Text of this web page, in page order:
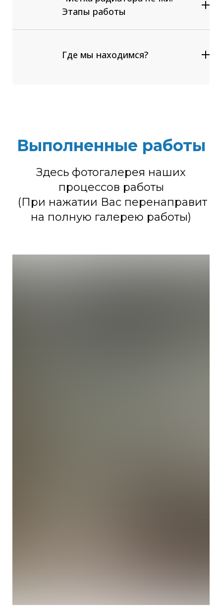
Перегрев двигателя;
Увеличение давления в системе
охлаждения;
Кипение системы охлаждения
автомобиля;
Этапы работы
оборудование для промывки
Где мы находимся?
Выполненные работы
Здесь фотогалерея наших
процессов работы
(При нажатии Вас перенаправит
на полную галерею работы)